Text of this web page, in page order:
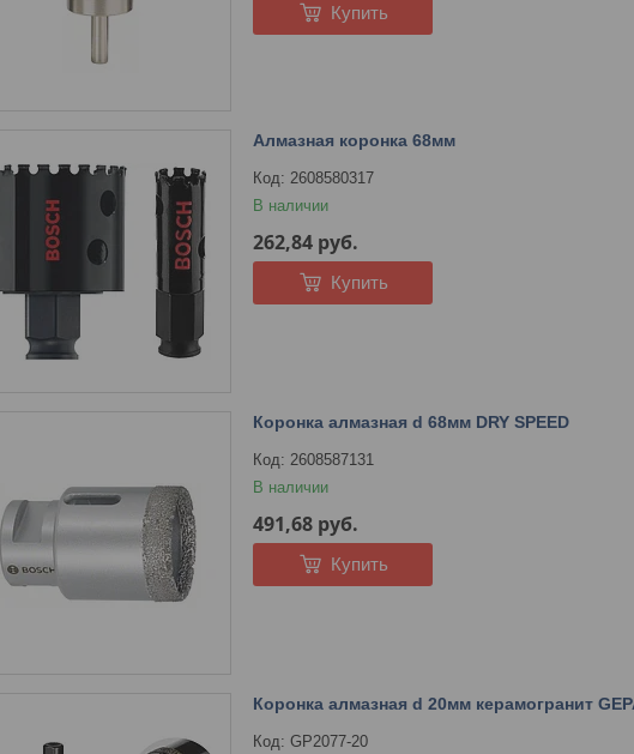
Купить
Алмазная коронка 68мм
2608580317
В наличии
262,84 руб.
Купить
Коронка алмазная d 68мм DRY SPEED
2608587131
В наличии
491,68 руб.
Купить
Коронка алмазная d 20мм керамогранит
GP2077-20